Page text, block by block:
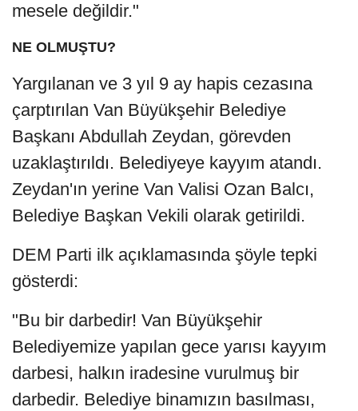
mesele değildir."
NE OLMUŞTU?
Yargılanan ve 3 yıl 9 ay hapis cezasına
çarptırılan Van Büyükşehir Belediye
Başkanı Abdullah Zeydan, görevden
uzaklaştırıldı. Belediyeye kayyım atandı.
Zeydan'ın yerine Van Valisi Ozan Balcı,
Belediye Başkan Vekili olarak getirildi.
DEM Parti ilk açıklamasında şöyle tepki
gösterdi:
"Bu bir darbedir! Van Büyükşehir
Belediyemize yapılan gece yarısı kayyım
darbesi, halkın iradesine vurulmuş bir
darbedir. Belediye binamızın basılması,